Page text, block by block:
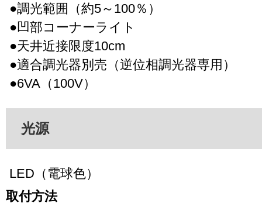
●調光範囲（約5～100％）
●凹部コーナーライト
●天井近接限度10cm
●適合調光器別売（逆位相調光器専用）
●6VA（100V）
光源
LED（電球色）
取付方法